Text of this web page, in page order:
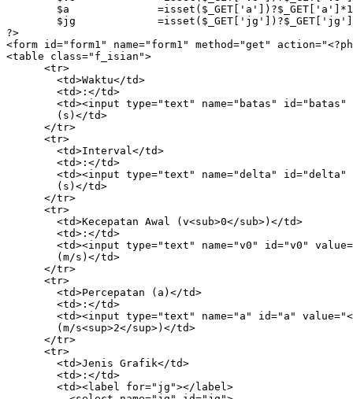
?>
<form id="form1" name="form1" method="get"
<table class="f_isian">
      <tr>
        <td>Waktu</td>
        <td>:</td>
<td><input type="text" name="batas"
        (s)</td>
      </tr>
      <tr>
        <td>Interval</td>
        <td>:</td>
<td><input type="text" name="delta"
        (s)</td>
      </tr>
      <tr>
        <td>Kecepatan Awal (v<sub>0</sub>)</td>
        <td>:</td>
<td><input type="text" name="v0" id="v0"
        (m/s)</td>
      </tr>
      <tr>
        <td>Percepatan (a)</td>
        <td>:</td>
<td><input type="text" name="a" id="a"
        (m/s<sup>2</sup>)</td>
      </tr>
      <tr>
        <td>Jenis Grafik</td>
        <td>:</td>
        <td><label for="jg"></label>